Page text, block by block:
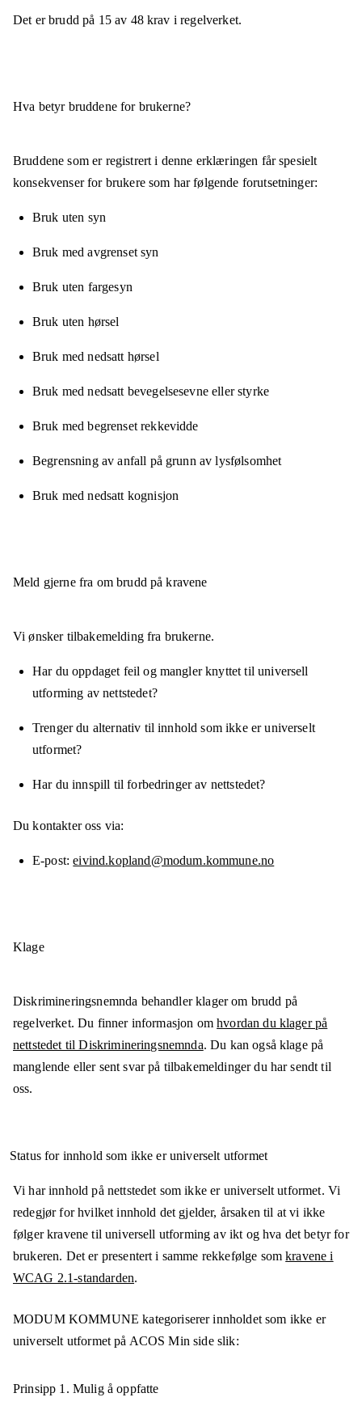
Det er brudd på 15av 48krav i regelverket.
Hva betyr bruddene for brukerne?
Bruddene som er registrert i denne erklæringen får spesielt
konsekvenser for brukere som har følgende forutsetninger:
Bruk uten syn
Bruk med avgrenset syn
Bruk uten fargesyn
Bruk uten hørsel
Bruk med nedsatt hørsel
Bruk med nedsatt bevegelsesevne eller styrke
Bruk med begrenset rekkevidde
Begrensning av anfall på grunn av lysfølsomhet
Bruk med nedsatt kognisjon
Meld gjerne fra om brudd på kravene
Vi ønsker tilbakemelding fra brukerne.
Har du oppdaget feil og mangler knyttet til universell
utforming av nettstedet?
Trenger du alternativ til innhold som ikke er universelt
utformet?
Har du innspill til forbedringer av nettstedet?
Du kontakter oss via:
E-post eivind.kopland@modum.kommune.no
Klage
Diskrimineringsnemnda behandler klager om brudd på
regelverket. Du finner informasjon omhvordan du klager på
nettstedet til Diskrimineringsnemnda. Du kan også klage på
manglende eller sent svar på tilbakemeldinger du har sendt til
oss.
Status for innhold som ikke er universelt utformet
Vi har innhold på nettstedet som ikke er universelt utformet. Vi
redegjør for hvilket innhold det gjelder, årsaken til at vi ikke
følger kravene til universell utforming av ikt og hva det betyr for
brukeren. Det er presentert i samme rekkefølge somkravene i
WCAG 2.1-standarden.
MODUM KOMMUNE kategoriserer innholdet som ikke er
universelt utformet på ACOS Min sideslik:
Prinsipp 1. Mulig å oppfatte